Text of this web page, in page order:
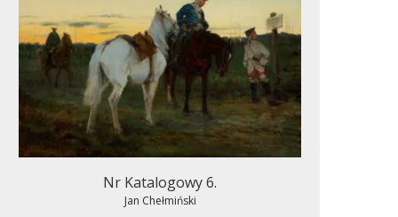
Nr Katalogowy 6.
Jan Chełmiński